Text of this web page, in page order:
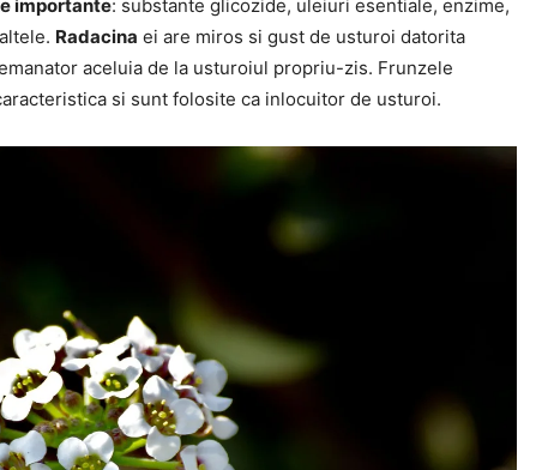
importante: substante glicozide, uleiuri esentiale, enzime,
Radacina ei are miros si gust de usturoi datorita
aceluia de la usturoiul propriu-zis. Frunzele
si sunt folosite ca inlocuitor de usturoi.